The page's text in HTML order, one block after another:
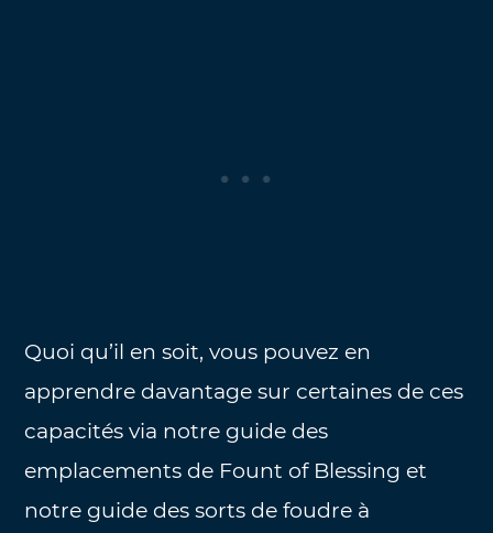
Quoi qu’il en soit, vous pouvez en
apprendre davantage sur certaines de ces
capacités via notre guide des
emplacements de Fount of Blessing et
notre guide des sorts de foudre à